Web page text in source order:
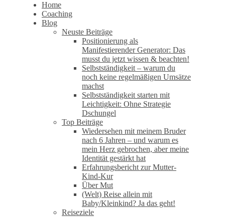
Home
Coaching
Blog
Neuste Beiträge
Positionierung als
Manifestierender Generator: Das
musst du jetzt wissen & beachten!
Selbstständigkeit – warum du
noch keine regelmäßigen Umsätze
machst
Selbstständigkeit starten mit
Leichtigkeit: Ohne Strategie
Dschungel
Top Beiträge
Wiedersehen mit meinem Bruder
nach 6 Jahren – und warum es
mein Herz gebrochen, aber meine
Identität gestärkt hat
Erfahrungsbericht zur Mutter-
Kind-Kur
Über Mut
(Welt) Reise allein mit
Baby/Kleinkind? Ja das geht!
Reiseziele